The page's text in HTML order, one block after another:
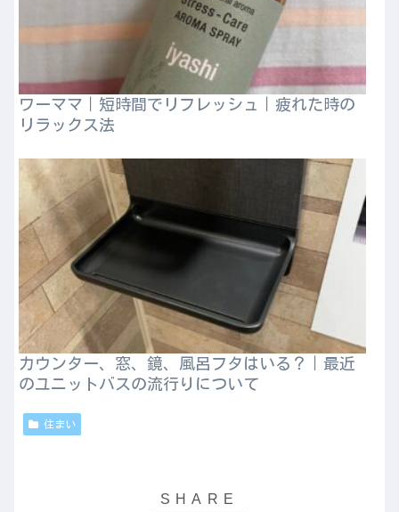
ワーママ｜短時間でリフレッシュ｜疲れた時の
リラックス法
カウンター、窓、鏡、風呂フタはいる？｜最近
のユニットバスの流行りについて
住まい